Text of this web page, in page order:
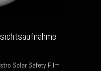
Solar Safety Film